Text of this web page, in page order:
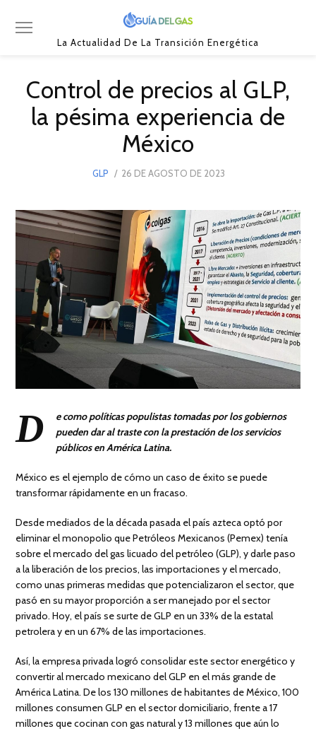
La Actualidad De La Transición Energética
Control de precios al GLP,
la pésima experiencia de
México
GLP
POSTED
26 DE AGOSTO DE 2023
2023
D
e como políticas populistas tomadas por los gobiernos
pueden dar al traste con la prestación de los servicios
públicos en América Latina.
México es el ejemplo de cómo un caso de éxito se puede
transformar rápidamente en un fracaso.
Desde mediados de la década pasada el país azteca optó por
eliminar el monopolio que Petróleos Mexicanos (Pemex) tenía
sobre el mercado del gas licuado del petróleo (GLP), y darle paso
a la liberación de los precios, las importaciones y el mercado,
como unas primeras medidas que potencializaron el sector, que
pasó en su mayor proporción a ser manejado por el sector
privado. Hoy, el país se surte de GLP en un 33% de la estatal
petrolera y en un 67% de las importaciones.
Así, la empresa privada logró consolidar este sector energético y
convertir al mercado mexicano del GLP en el más grande de
América Latina. De los 130 millones de habitantes de México, 100
millones consumen GLP en el sector domiciliario, frente a 17
millones que cocinan con gas natural y 13 millones que aún lo